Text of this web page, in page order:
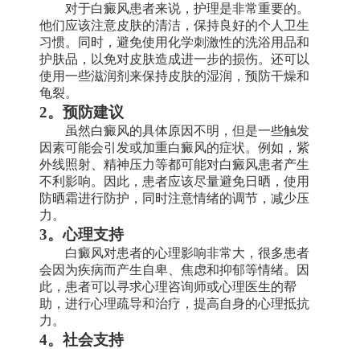
对于白癜风患者来说，护理是非常重要的。
他们应该注意皮肤的清洁，保持良好的个人卫生
习惯。同时，避免使用化学刺激性的洗浴用品和
护肤品，以免对皮肤造成进一步的损伤。还可以
使用一些滋润剂来保持皮肤的湿润，预防干燥和
龟裂。
2。预防建议
虽然白癜风的具体原因不明，但是一些触发
因素可能会引发或加重白癜风的症状。例如，紫
外线照射、精神压力等都可能对白癜风患者产生
不利影响。因此，患者应该尽量避免日晒，使用
防晒霜进行防护，同时注意情绪的调节，减少压
力。
3。心理支持
白癜风对患者的心理影响非常大，很多患者
会因为疾病而产生自卑、焦虑和抑郁等情绪。因
此，患者可以寻求心理咨询师或心理医生的帮
助，进行心理疏导和治疗，提高自身的心理抵抗
力。
4。社会支持